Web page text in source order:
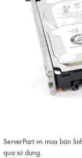
ServerPart.vn mua bán
qua sử dụng.